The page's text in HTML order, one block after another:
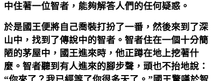
中住著一位智者，能夠解答人們的任何疑惑。
於是國王便將自己喬裝打扮了一番，然後來到了深
山中，找到了傳說中的智者。智者住在一個十分簡
陋的茅屋中，國王進來時，他正蹲在地上挖著什
麼。智者聽到有人進來的腳步聲，頭也不抬地說：